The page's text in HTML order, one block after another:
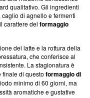
qualitativo. Gli ingredienti
di agnello e fermenti
carattere del formaggio
del latte e la rottura della
che conferisce al
La stagionatura è
finale di questo formaggio di
minimo di 60 giorni, ma
aromatiche e gustative